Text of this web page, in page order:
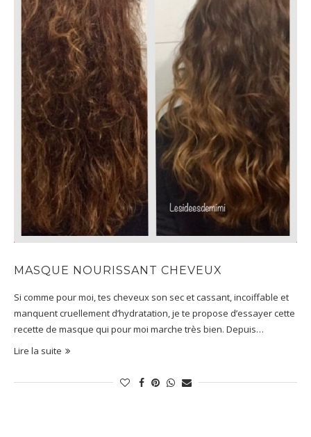
MASQUE NOURISSANT CHEVEUX
Si comme pour moi, tes cheveux son sec et cassant, incoiffable et
manquent cruellement d’hydratation, je te propose d’essayer cette
recette de masque qui pour moi marche très bien. Depuis…
Lire la suite